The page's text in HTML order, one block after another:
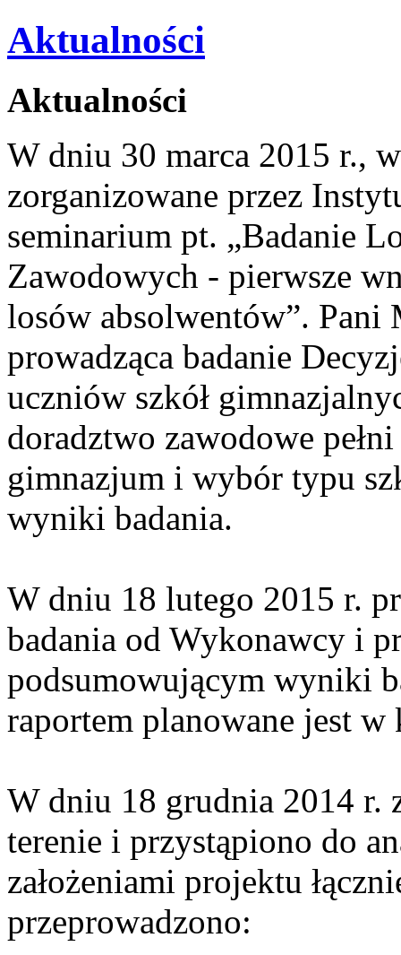
Aktualności
Aktualności
W dniu 30 marca 2015 r.,
zorganizowane przez
seminarium pt. „Badanie
Zawodowych - pierwsze
losów absolwentów”. Pani
prowadząca badanie
uczniów szkół
doradztwo zawodowe
gimnazjum i wybór typu
wyniki badania.
W dniu 18 lutego 2015 r.
badania od Wykonawcy i
podsumowującym wyniki
raportem planowane jest
W dniu 18 grudnia 2014 r.
terenie i przystąpiono do
założeniami projektu
przeprowadzono: